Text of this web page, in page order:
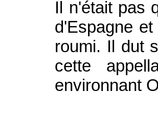
Il n'était pas
d'Espagne
roumi. Il dut
cette
environnant